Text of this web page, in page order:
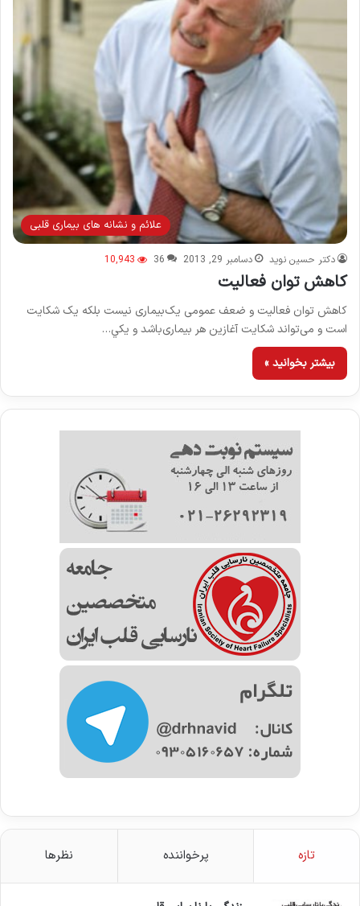
علائم و نشانه های بیماری قلبی
دکتر حسین نوید دسامبر 29, 2013 36
10,943
كاهش توان فعاليت
کاهش توان فعالیت و ضعف‌ عمومی‌ یک‌بیماری‌ نیست‌ بلکه‌ یک‌ شکایت‌
است‌ و می‌تواند شکایت‌ آغازین‌ هر بیماری‌باشد و يکي…
بیشتر بخوانید »
تازه پرخواننده نظرها